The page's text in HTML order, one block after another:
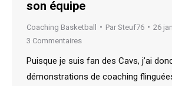
son équipe
Coaching Basketball Par Steuf76
26
3 Commentaires
Puisque je suis fan des Cavs, j’ai
démonstrations de coaching